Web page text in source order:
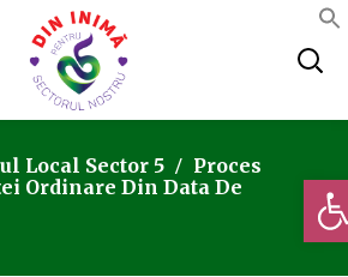
Local Sector 5
Proces
Ordinare Din Data De